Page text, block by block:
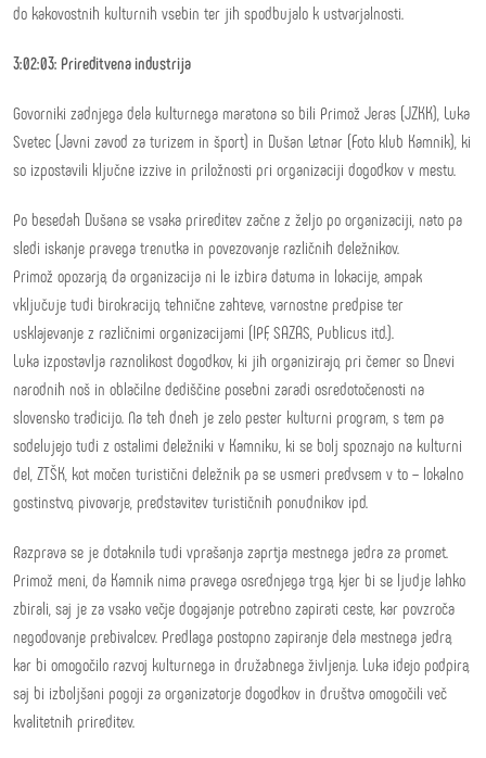
do kakovostnih kulturnih vsebin ter jih spodbujalo k ustvarjalnosti.
3:02:03: Prireditvena industrija
Govorniki zadnjega dela kulturnega maratona so bili Primož Jeras (JZKK), Luka
Svetec (Javni zavod za turizem in šport) in Dušan Letnar (Foto klub Kamnik), ki
so izpostavili ključne izzive in priložnosti pri organizaciji dogodkov v mestu.
Po besedah Dušana se vsaka prireditev začne z željo po organizaciji, nato pa
sledi iskanje pravega trenutka in povezovanje različnih deležnikov.
Primož opozarja, da organizacija ni le izbira datuma in lokacije, ampak
vključuje tudi birokracijo, tehnične zahteve, varnostne predpise ter
usklajevanje z različnimi organizacijami (IPF, SAZAS, Publicus itd.).
Luka izpostavlja raznolikost dogodkov, ki jih organizirajo, pri čemer so Dnevi
narodnih noš in oblačilne dediščine posebni zaradi osredotočenosti na
slovensko tradicijo. Na teh dneh je zelo pester kulturni program, s tem pa
sodelujejo tudi z ostalimi deležniki v Kamniku, ki se bolj spoznajo na kulturni
del, ZTŠK, kot močen turistični deležnik pa se usmeri predvsem v to – lokalno
gostinstvo, pivovarje, predstavitev turističnih ponudnikov ipd.
Razprava se je dotaknila tudi vprašanja zaprtja mestnega jedra za promet.
Primož meni, da Kamnik nima pravega osrednjega trga, kjer bi se ljudje lahko
zbirali, saj je za vsako večje dogajanje potrebno zapirati ceste, kar povzroča
negodovanje prebivalcev. Predlaga postopno zapiranje dela mestnega jedra,
kar bi omogočilo razvoj kulturnega in družabnega življenja. Luka idejo podpira,
saj bi izboljšani pogoji za organizatorje dogodkov in društva omogočili več
kvalitetnih prireditev.